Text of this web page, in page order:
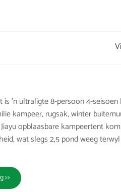
is 'n ultraligte 8-persoon 4-
kampeer, rugsak, winter
opblaasbare kampeertent
wat slegs 2,5 pond weeg
>>